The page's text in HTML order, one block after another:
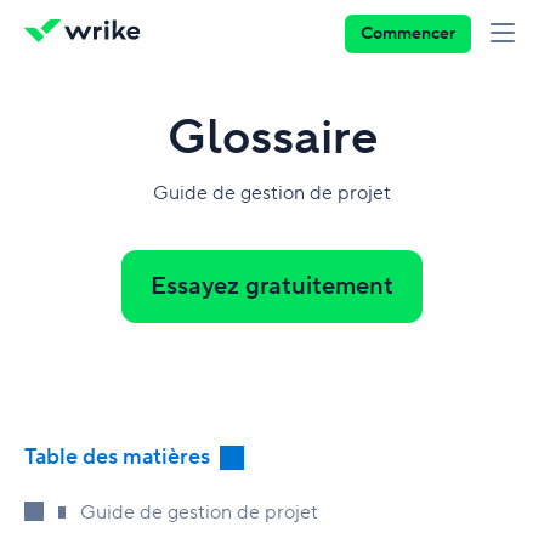
Commencer
Glossaire
Guide de gestion de projet
Essayez gratuitement
Table des matières
Aperçu du guide
Guide de gestion de projet